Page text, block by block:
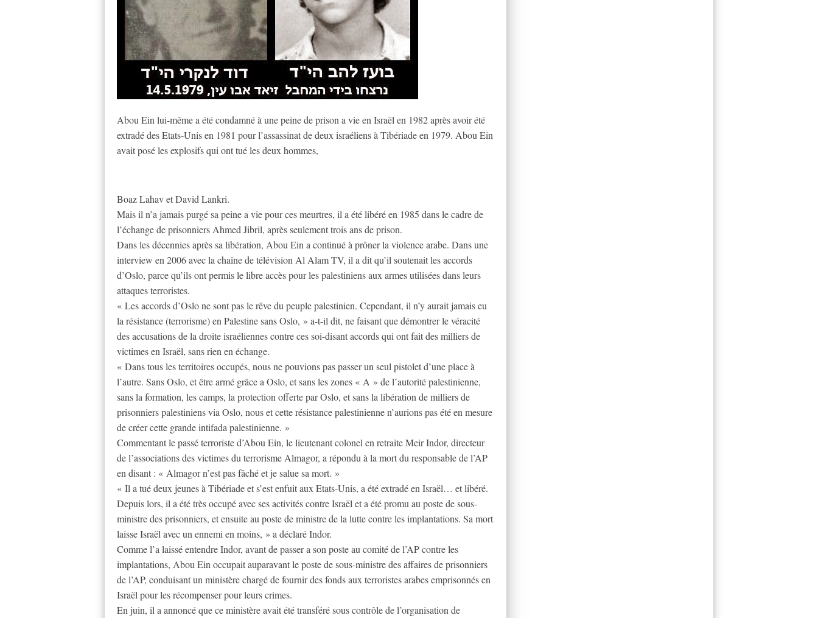
Abou Ein lui-même a été condamné à une peine de prison a vie en Israël en 1982 après avoir été
extradé des Etats-Unis en 1981 pour l’assassinat de deux israéliens à Tibériade en 1979. Abou Ein
avait posé les explosifs qui ont tué les deux hommes,
Boaz Lahav et David Lankri.
Mais il n’a jamais purgé sa peine a vie pour ces meurtres, il a été libéré en 1985 dans le cadre de
l’échange de prisonniers Ahmed Jibril, après seulement trois ans de prison.
Dans les décennies après sa libération, Abou Ein a continué à prôner la violence arabe. Dans une
interview en 2006 avec la chaîne de télévision Al Alam TV, il a dit qu’il soutenait les accords
d’Oslo, parce qu’ils ont permis le libre accès pour les palestiniens aux armes utilisées dans leurs
attaques terroristes.
« Les accords d’Oslo ne sont pas le rêve du peuple palestinien. Cependant, il n’y aurait jamais eu
la résistance (terrorisme) en Palestine sans Oslo, » a-t-il dit, ne faisant que démontrer le véracité
des accusations de la droite israéliennes contre ces soi-disant accords qui ont fait des milliers de
victimes en Israël, sans rien en échange.
« Dans tous les territoires occupés, nous ne pouvions pas passer un seul pistolet d’une place à
l’autre. Sans Oslo, et être armé grâce a Oslo, et sans les zones « A » de l’autorité palestinienne,
sans la formation, les camps, la protection offerte par Oslo, et sans la libération de milliers de
prisonniers palestiniens via Oslo, nous et cette résistance palestinienne n’aurions pas été en mesure
de créer cette grande intifada palestinienne. »
Commentant le passé terroriste d’Abou Ein, le lieutenant colonel en retraite Meir Indor, directeur
de l’associations des victimes du terrorisme Almagor, a répondu à la mort du responsable de l’AP
en disant : « Almagor n’est pas fâché et je salue sa mort. »
« Il a tué deux jeunes à Tibériade et s’est enfuit aux Etats-Unis, a été extradé en Israël… et libéré.
Depuis lors, il a été très occupé avec ses activités contre Israël et a été promu au poste de sous-
ministre des prisonniers, et ensuite au poste de ministre de la lutte contre les implantations. Sa mort
laisse Israël avec un ennemi en moins, » a déclaré Indor.
Comme l’a laissé entendre Indor, avant de passer a son poste au comité de l’AP contre les
implantations, Abou Ein occupait auparavant le poste de sous-ministre des affaires de prisonniers
de l’AP, conduisant un ministère chargé de fournir des fonds aux terroristes arabes emprisonnés en
Israël pour les récompenser pour leurs crimes.
En juin, il a annoncé que ce ministère avait été transféré sous contrôle de l’organisation de